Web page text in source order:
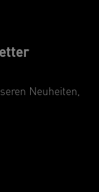
Neuheiten,